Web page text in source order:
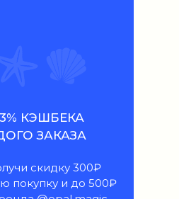
КЭШБЕКА
ЗАКАЗА
скидку 300₽
покупку и до 500₽